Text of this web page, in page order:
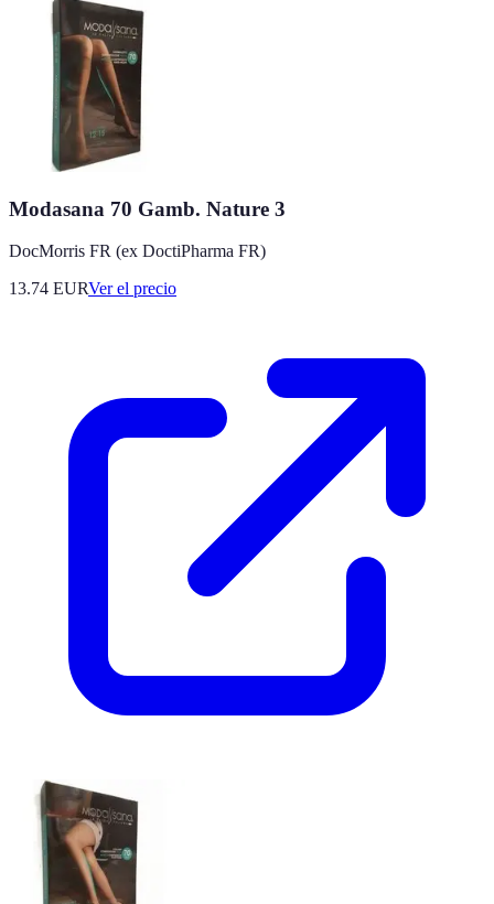
Modasana 70 Gamb. Nature 3
DocMorris FR (ex DoctiPharma FR)
13.74 EURVer el precio